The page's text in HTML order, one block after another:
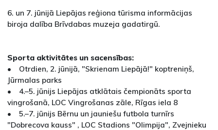
6. un 7. jūnijā Liepājas reģiona tūrisma informācijas
biroja dalība Brīvdabas muzeja gadatirgū.
Sporta aktivitātes un sacensības:
• Otrdien, 2. jūnijā, "Skrienam Liepājā!" koptreniņš,
Jūrmalas parks
• 4.–5. jūnijs Liepājas atklātais čempionāts sporta
vingrošanā, LOC Vingrošanas zāle, Rīgas iela 8
• 5.–7. jūnijs Bērnu un jauniešu futbola turnīrs
"Dobrecova kauss" , LOC Stadions "Olimpija", Zvejnieku